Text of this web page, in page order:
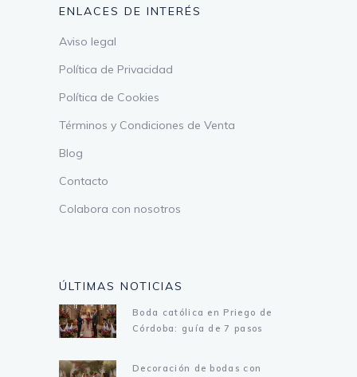
ENLACES DE INTERÉS
Aviso legal
Política de Privacidad
Política de Cookies
Términos y Condiciones de Venta
Blog
Contacto
Colabora con nosotros
ÚLTIMAS NOTICIAS
Boda católica en Priego de
Córdoba: guía de 7 pasos
Decoración de bodas con